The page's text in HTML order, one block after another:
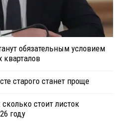
обязательным условием
кварталов
старого станет проще
стоит листок
году